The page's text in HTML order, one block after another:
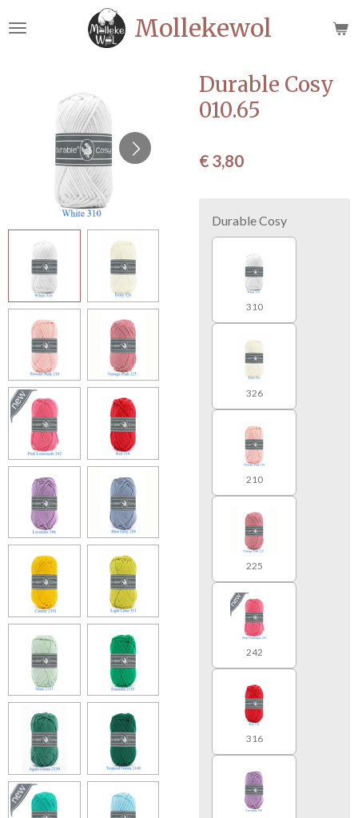
direct
hoofdinhoud
Mollekewol
Durable Cosy
010.65
€ 3,80
Durable Cosy
310
326
210
225
242
316